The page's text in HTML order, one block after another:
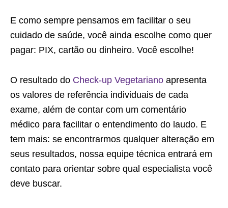
E como sempre pensamos em facilitar o seu
cuidado de saúde, você ainda escolhe como quer
pagar: PIX, cartão ou dinheiro. Você escolhe!
O resultado do Check-up Vegetariano apresenta
os valores de referência individuais de cada
exame, além de contar com um comentário
médico para facilitar o entendimento do laudo. E
tem mais: se encontrarmos qualquer alteração em
seus resultados, nossa equipe técnica entrará em
contato para orientar sobre qual especialista você
deve buscar.